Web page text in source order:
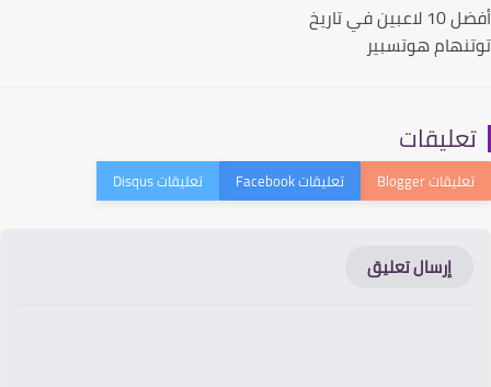
أفضل 10 لاعبين في تاريخ
هوتسبير
إرسال تعليق